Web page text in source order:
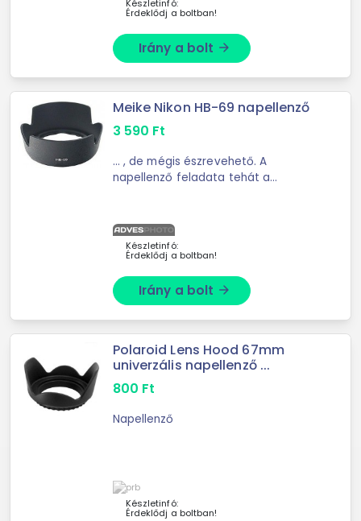
Készletinfó:
Érdeklődj a boltban!
Irány a bolt arrow_forward
Meike Nikon HB-69 napellenző
3 590 Ft
... , de mégis észrevehető. A
napellenző feladata tehát a
teljesülhet teljesen. A napellenző
annál jobb, minél nagyobb méretű, ...
Készletinfó:
Érdeklődj a boltban!
Irány a bolt arrow_forward
Polaroid Lens Hood 67mm
univerzális napellenző ...
800 Ft
Napellenző
Készletinfó:
Érdeklődj a boltban!